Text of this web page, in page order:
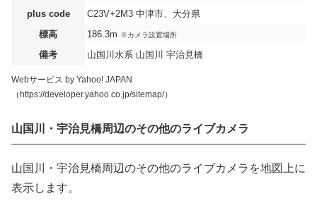
plus code
C23V+2M3 中津市、大分県
標高
186.3m ※カメラ設置場所
備考 山国川水系 山国川 宇治見橋
Webサービス by Yahoo! JAPAN
（https://developer.yahoo.co.jp/sitemap/）
山国川・宇治見橋周辺のその他のライブカメラ
山国川・宇治見橋周辺のその他のライブカメラを地図上に
表示します。